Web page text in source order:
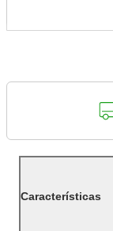
Características